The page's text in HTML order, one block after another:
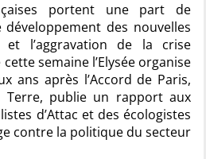
portent une part de
des nouvelles
l’aggravation de la crise
semaine l’Elysée organise
ans après l’Accord de Paris,
Terre, publie un rapport aux
d’Attac et des écologistes
contre la politique du secteur